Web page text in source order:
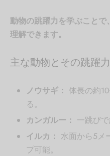
動物の跳躍力を学ぶことで
理解できます。
主な動物とその跳躍力
ノウサギ： 体長の約
る。
カンガルー： 一跳び
イルカ： 水面から5メ
プ可能。